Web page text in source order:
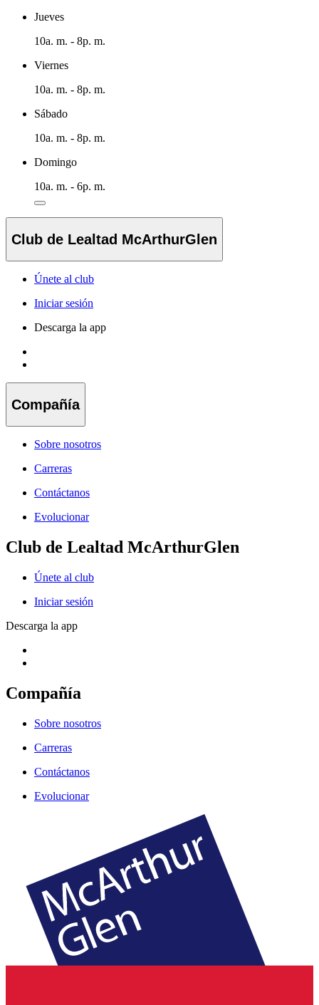
Jueves
10a. m. - 8p. m.
Viernes
10a. m. - 8p. m.
Sábado
10a. m. - 8p. m.
Domingo
10a. m. - 6p. m.
Club de Lealtad McArthurGlen
Únete al club
Iniciar sesión
Descarga la app
Compañía
Sobre nosotros
Carreras
Contáctanos
Evolucionar
Club de Lealtad McArthurGlen
Únete al club
Iniciar sesión
Descarga la app
Compañía
Sobre nosotros
Carreras
Contáctanos
Evolucionar